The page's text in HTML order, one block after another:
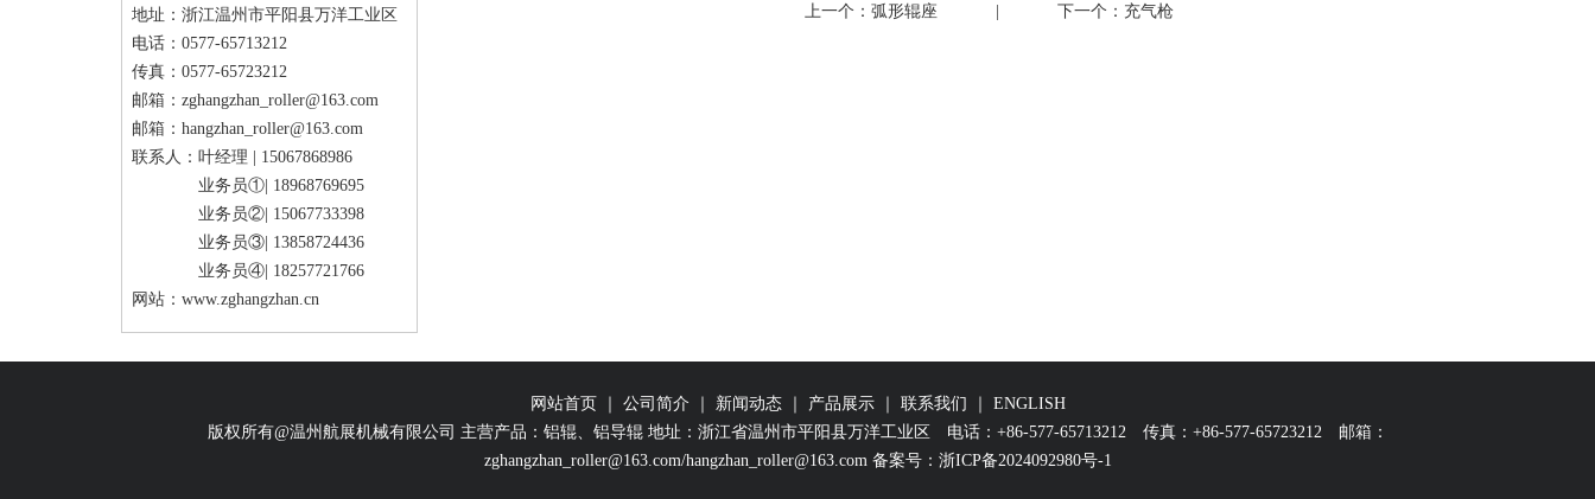
地址：浙江温州市平阳县万洋工业区
电话：0577-65713212
传真：0577-65723212
邮箱： zghangzhan_roller@163.com
邮箱： hangzhan_roller@163.com
联系人：叶经理 | 15067868986
业务员①| 18968769695
业务员②| 15067733398
业务员③| 13858724436
业务员④| 18257721766
网站： www.zghangzhan.cn
上一个： 弧形辊座 下一个： 充气枪
网站首页 公司简介 新闻动态｜ 产品展示｜ 联系我们
ENGLISH
版权所有@温州航展机械有限公司 主营产品：铝辊、铝导辊 地址：浙江省温州市平阳县万洋工业区 电话： +86-577-65713212 传真：+86-577-65723212 邮箱：
zghangzhan_roller@163.com/hangzhan_roller@163.com 备案号： 浙ICP备2024092980号-1